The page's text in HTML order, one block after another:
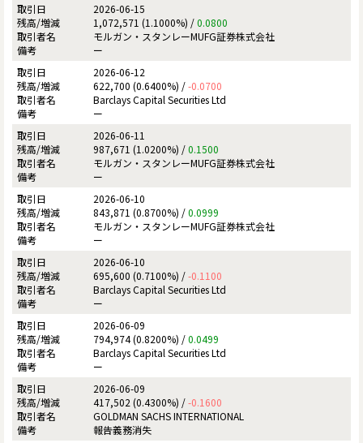
2026-06-15
1,072,571 (1.1000%) /0.0800
モルガン・スタンレーMUFG証券株式会社
ー
2026-06-12
622,700 (0.6400%) /-0.0700
Barclays Capital Securities Ltd
ー
2026-06-11
987,671 (1.0200%) /0.1500
モルガン・スタンレーMUFG証券株式会社
ー
2026-06-10
843,871 (0.8700%) /0.0999
モルガン・スタンレーMUFG証券株式会社
ー
2026-06-10
695,600 (0.7100%) /-0.1100
Barclays Capital Securities Ltd
ー
2026-06-09
794,974 (0.8200%) /0.0499
Barclays Capital Securities Ltd
ー
2026-06-09
417,502 (0.4300%) /-0.1600
GOLDMAN SACHS INTERNATIONAL
報告義務消失